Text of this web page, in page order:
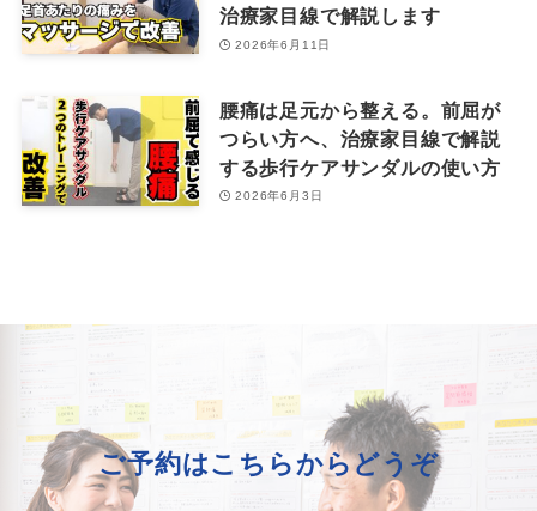
治療家目線で解説します
2026年6月11日
腰痛は足元から整える。前屈が
つらい方へ、治療家目線で解説
する歩行ケアサンダルの使い方
2026年6月3日
ご予約はこちらからどうぞ